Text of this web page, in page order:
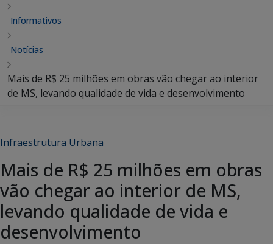
Informativos
Notícias
Mais de R$ 25 milhões em obras vão chegar ao interior
de MS, levando qualidade de vida e desenvolvimento
Infraestrutura Urbana
Mais de R$ 25 milhões em obras
vão chegar ao interior de MS,
levando qualidade de vida e
desenvolvimento